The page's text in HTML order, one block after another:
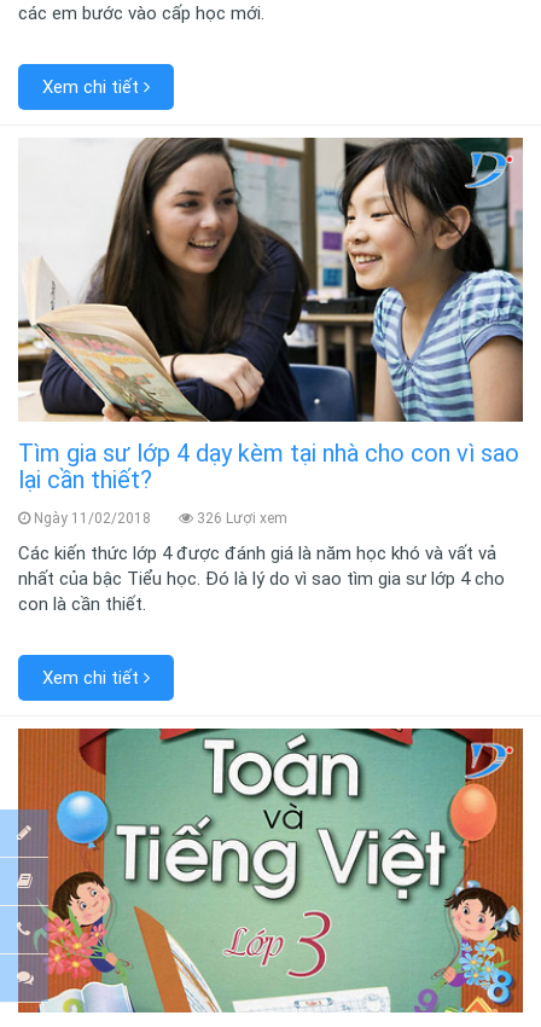
các em bước vào cấp học mới.
Xem chi tiết
Tìm gia sư lớp 4 dạy kèm tại nhà cho con vì sao
lại cần thiết?
Ngày 11/02/2018 326 Lượi xem
Các kiến thức lớp 4 được đánh giá là năm học khó và vất vả
nhất của bậc Tiểu học. Đó là lý do vì sao tìm gia sư lớp 4 cho
con là cần thiết.
Xem chi tiết